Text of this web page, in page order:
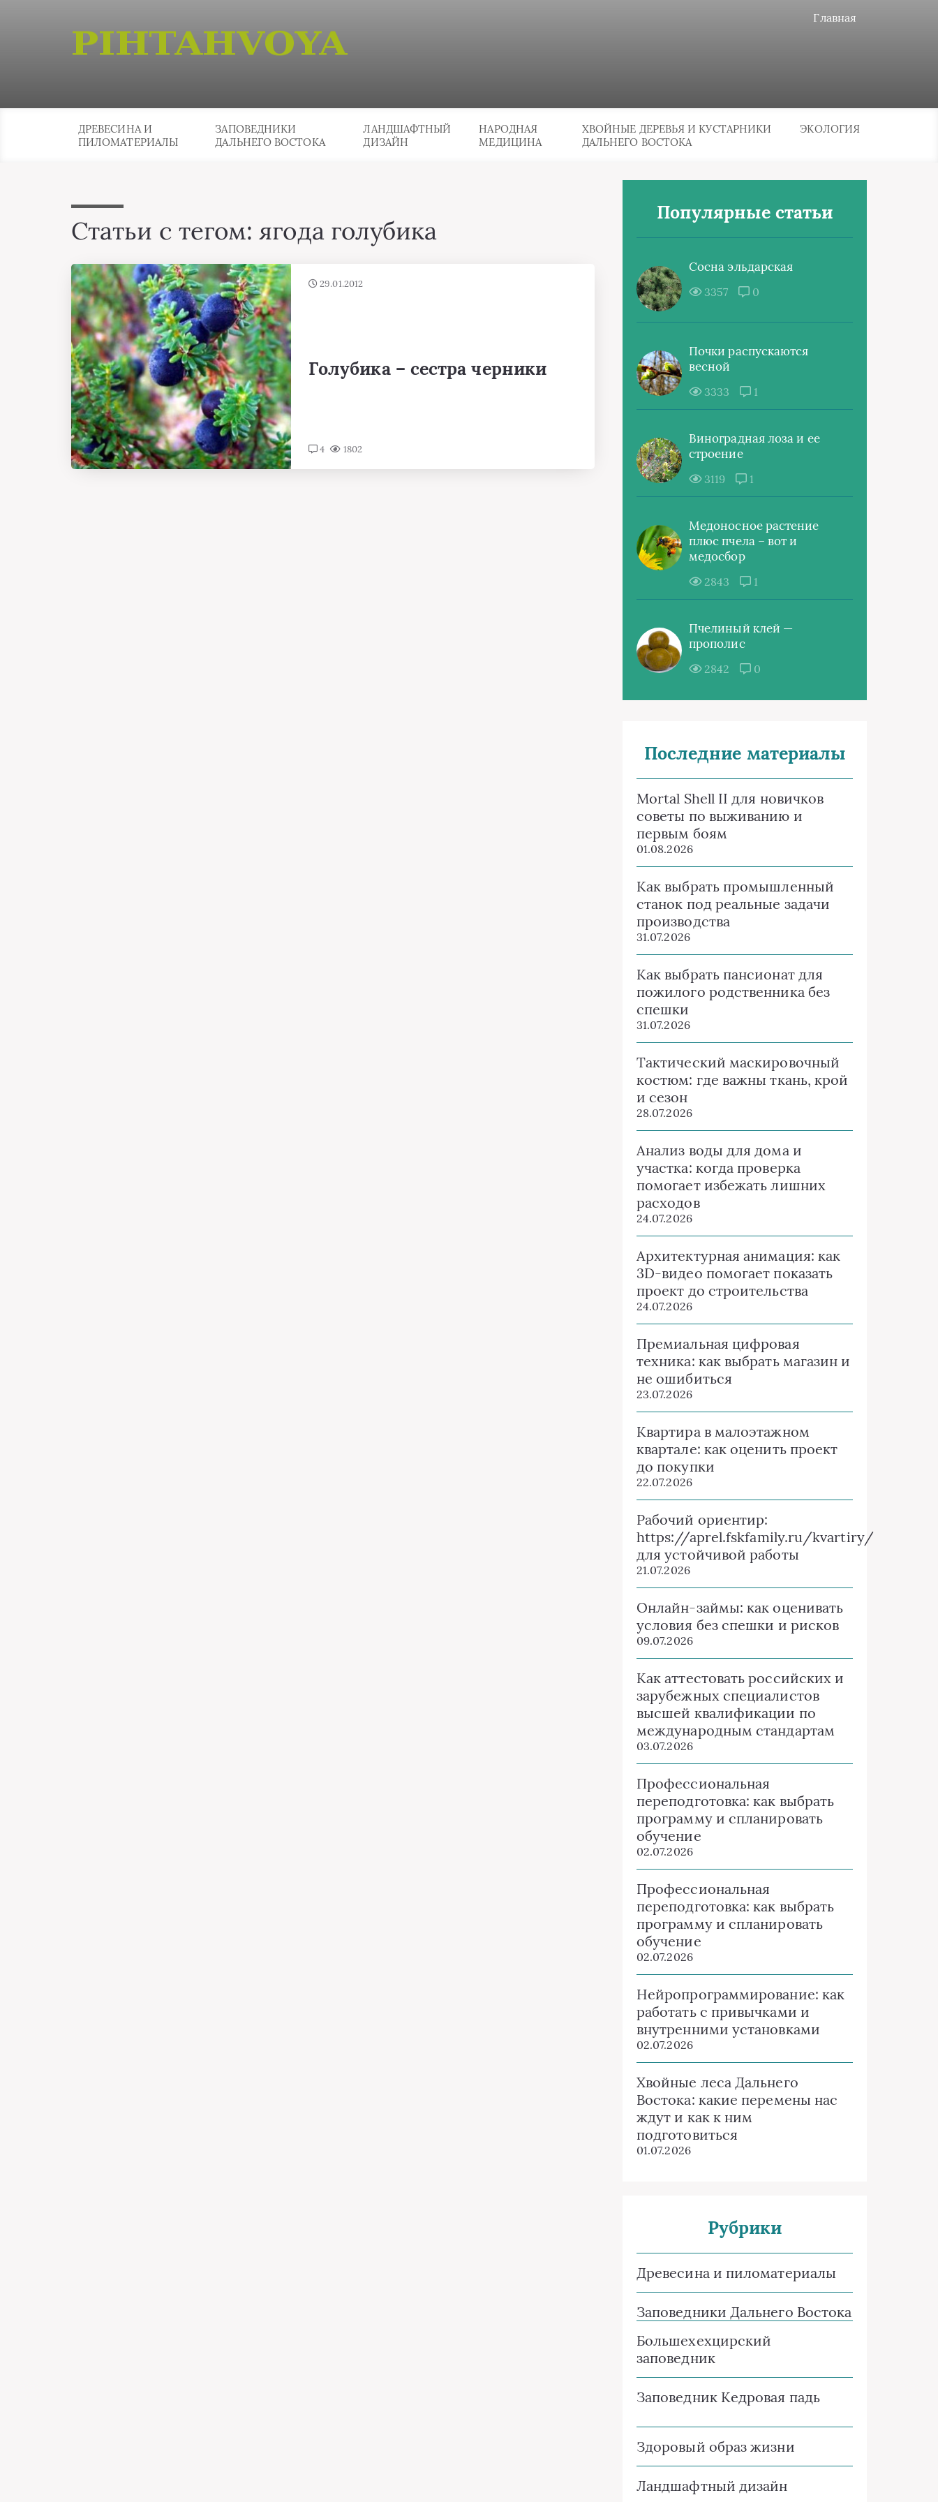
Главная
ДРЕВЕСИНА И
ПИЛОМАТЕРИАЛЫ
ЗАПОВЕДНИКИ
ДАЛЬНЕГО ВОСТОКА
ЛАНДШАФТНЫЙ
ДИЗАЙН
НАРОДНАЯ
МЕДИЦИНА
ХВОЙНЫЕ ДЕРЕВЬЯ И КУСТАРНИКИ
ДАЛЬНЕГО ВОСТОКА
ЭКОЛОГИЯ
Статьи с тегом: ягода голубика
29.01.2012
Голубика – сестра черники
4 1802
Популярные статьи
Сосна эльдарская
3357 0
Почки распускаются
весной
3333 1
Виноградная лоза и ее
строение
3119 1
Медоносное растение
плюс пчела – вот и
медосбор
2843 1
Пчелиный клей —
прополис
2842 0
Последние материалы
Mortal Shell II для новичков
советы по выживанию и
первым боям
01.08.2026
Как выбрать промышленный
станок под реальные задачи
производства
31.07.2026
Как выбрать пансионат для
пожилого родственника без
спешки
31.07.2026
Тактический маскировочный
костюм: где важны ткань, крой
и сезон
28.07.2026
Анализ воды для дома и
участка: когда проверка
помогает избежать лишних
расходов
24.07.2026
Архитектурная анимация: как
3D-видео помогает показать
проект до строительства
24.07.2026
Премиальная цифровая
техника: как выбрать магазин и
не ошибиться
23.07.2026
Квартира в малоэтажном
квартале: как оценить проект
до покупки
22.07.2026
Рабочий ориентир:
https://aprel.fskfamily.ru/kvartiry/
для устойчивой работы
21.07.2026
Онлайн-займы: как оценивать
условия без спешки и рисков
09.07.2026
Как аттестовать российских и
зарубежных специалистов
высшей квалификации по
международным стандартам
03.07.2026
Профессиональная
переподготовка: как выбрать
программу и спланировать
обучение
02.07.2026
Профессиональная
переподготовка: как выбрать
программу и спланировать
обучение
02.07.2026
Нейропрограммирование: как
работать с привычками и
внутренними установками
02.07.2026
Хвойные леса Дальнего
Востока: какие перемены нас
ждут и как к ним
подготовиться
01.07.2026
Рубрики
Древесина и пиломатериалы
Заповедники Дальнего Востока
Большехехцирский
заповедник
Заповедник Кедровая падь
Здоровый образ жизни
Ландшафтный дизайн